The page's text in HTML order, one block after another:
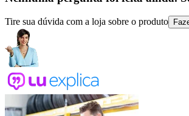
Tire sua dúvida com a loja sobre o produto